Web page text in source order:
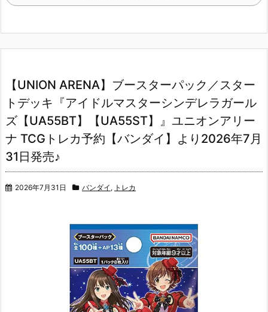
【UNION ARENA】ブースターパック／スター
トデッキ『アイドルマスターシンデレラガール
ズ【UA55BT】【UA55ST】』ユニオンアリー
ナ TCGトレカ予約【バンダイ】より2026年7月
31日発売♪
2026年7月31日 バンダイ , トレカ